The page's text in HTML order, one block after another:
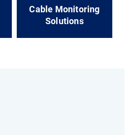
Cable Monitoring
Solutions